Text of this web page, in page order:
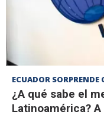
ECUADOR
¿A qué sabe el
Latinoamérica?